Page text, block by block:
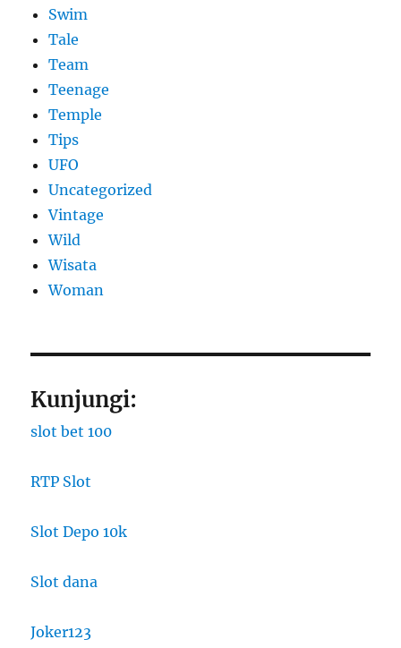
Swim
Tale
Team
Teenage
Temple
Tips
UFO
Uncategorized
Vintage
Wild
Wisata
Woman
Kunjungi:
slot bet 100
RTP Slot
Slot Depo 10k
Slot dana
Joker123